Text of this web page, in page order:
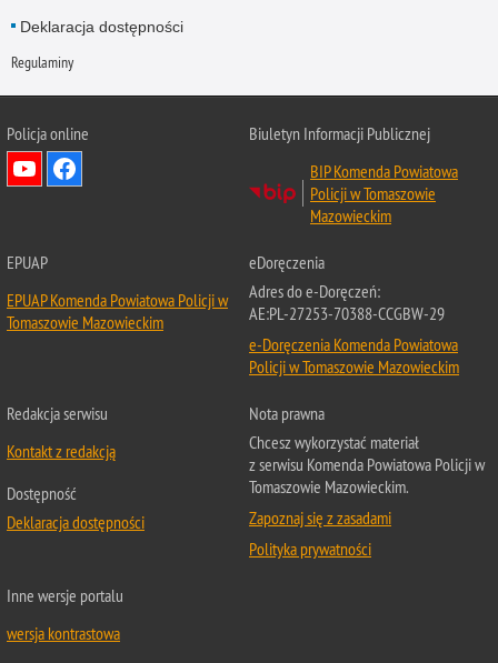
Deklaracja dostępności
Regulaminy
Policja online
Biuletyn Informacji Publicznej
BIP Komenda Powiatowa
Policji w Tomaszowie
Mazowieckim
EPUAP
EPUAP Komenda Powiatowa Policji w
Tomaszowie Mazowieckim
eDoręczenia
Adres do e-Doręczeń:
AE:PL-27253-70388-CCGBW-29
e-Doręczenia Komenda Powiatowa
Policji w Tomaszowie Mazowieckim
Redakcja serwisu
Kontakt z redakcją
Dostępność
Deklaracja dostępności
Nota prawna
Chcesz wykorzystać materiał
z serwisu Komenda Powiatowa Policji w
Tomaszowie Mazowieckim.
Zapoznaj się z zasadami
Polityka prywatności
Inne wersje portalu
wersja kontrastowa